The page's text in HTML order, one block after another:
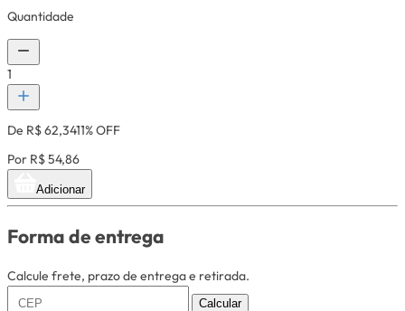
Quantidade
1
De R$ 62,3411% OFF
Por R$ 54,86
Adicionar
Forma de entrega
Calcule frete, prazo de entrega e retirada.
Calcular